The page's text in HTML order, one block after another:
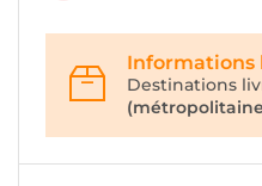
Informations
Destinations